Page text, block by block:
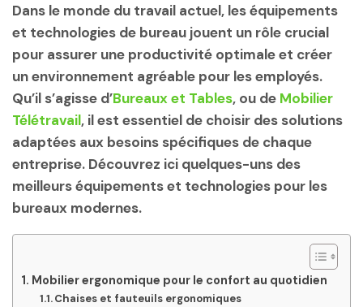
Dans le monde du travail actuel, les équipements
et technologies de bureau jouent un rôle crucial
pour assurer une productivité optimale et créer
un environnement agréable pour les employés.
Qu’il s’agisse d’Bureaux et Tables, ou de Mobilier
Télétravail, il est essentiel de choisir des solutions
adaptées aux besoins spécifiques de chaque
entreprise. Découvrez ici quelques-uns des
meilleurs équipements et technologies pour les
bureaux modernes.
Mobilier ergonomique pour le confort au quotidien
Chaises et fauteuils ergonomiques